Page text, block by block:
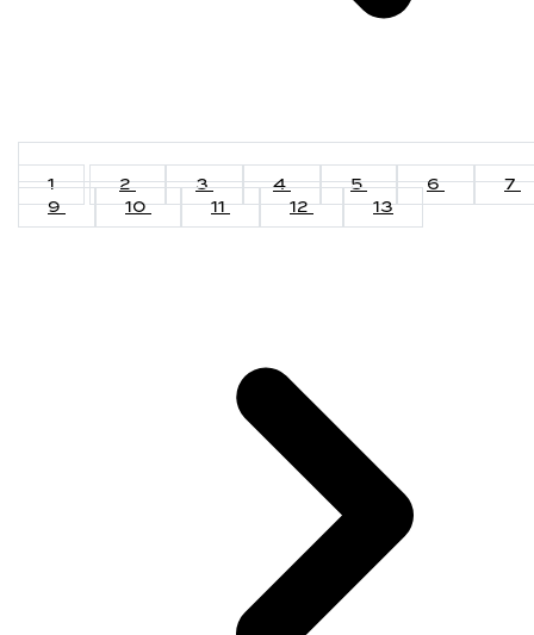
1 2 3 4 5 6
7
9
10 11 12 13